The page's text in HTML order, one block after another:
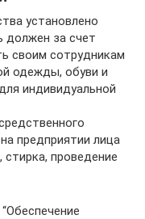
установлено
должен за счет
своим сотрудникам
одежды, обуви и
индивидуальной
предприятии лица
стирка, проведение